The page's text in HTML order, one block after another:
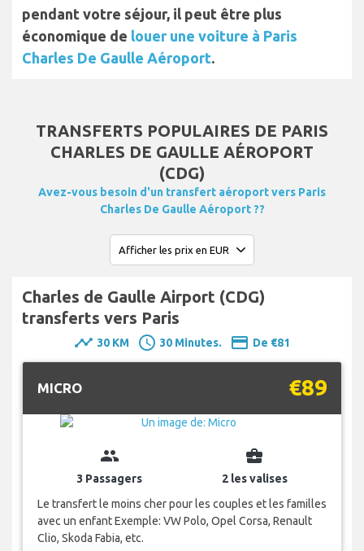
pendant votre séjour, il peut être plus
économique de louer une voiture à Paris
Charles De Gaulle Aéroport.
TRANSFERTS POPULAIRES DE PARIS
CHARLES DE GAULLE AÉROPORT
(CDG)
Avez-vous besoin d'un transfert aéroport vers Paris
Charles De Gaulle Aéroport ??
Charles de Gaulle Airport (CDG)
transferts vers Paris
timeline 30 KM schedule 30 Minutes. payment De €81
MICRO €89
group
3 Passagers
business_center
2 les valises
Le transfert le moins cher pour les couples et les familles
avec un enfant Exemple: VW Polo, Opel Corsa, Renault
Clio, Skoda Fabia, etc.